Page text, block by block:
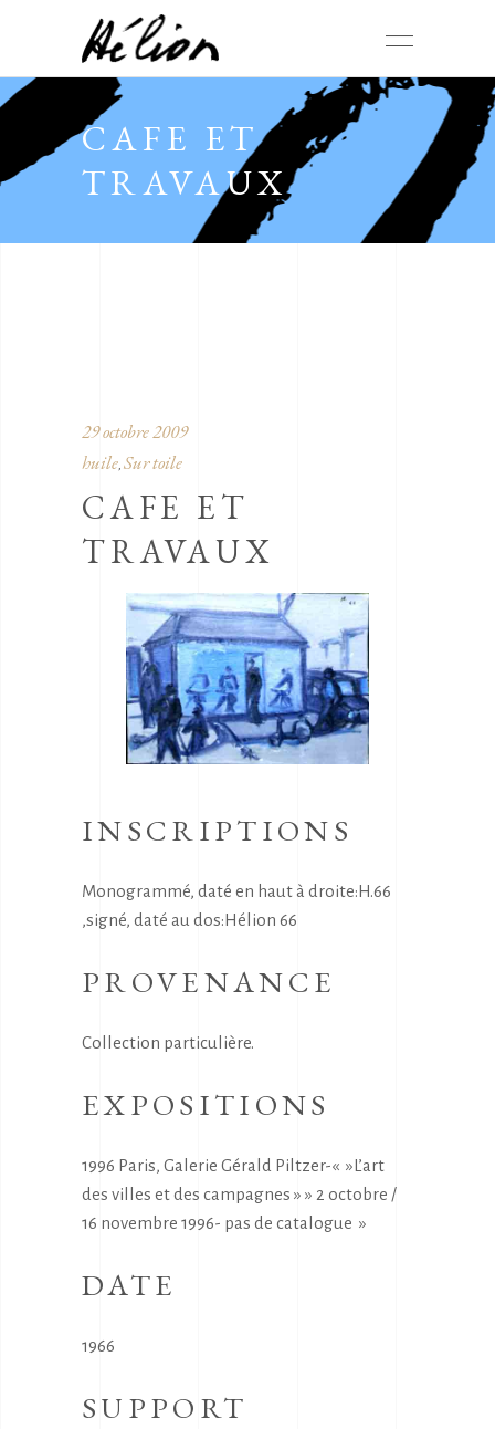
CAFE ET
TRAVAUX
29 octobre 2009
huile, Sur toile
CAFE ET
TRAVAUX
INSCRIPTIONS
Monogrammé, daté en haut à droite:H.66
,signé, daté au dos:Hélion 66
PROVENANCE
Collection particulière.
EXPOSITIONS
1996 Paris, Galerie Gérald Piltzer-« »L’art
des villes et des campagnes » » 2 octobre /
16 novembre 1996- pas de catalogue »
DATE
1966
SUPPORT